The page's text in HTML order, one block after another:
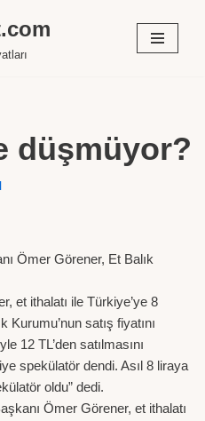
düşmüyor?
Ömer Görener, Et Balık
et ithalatı ile Türkiye’ye 8
Kurumu’nun satış fiyatını
12 TL’den satılmasını
spekülatör dendi. Asıl 8 liraya
oldu” dedi.
Ömer Görener, et ithalatı